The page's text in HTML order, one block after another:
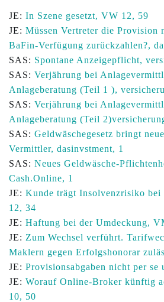
JE: In Szene gesetzt, VW 12, 59
JE: Müssen Vertreter die Provision
BaFin-Verfügung zurückzahlen?,
SAS: Spontane Anzeigepflicht,
SAS: Verjährung bei
Anlageberatung (Teil 1 ),
SAS: Verjährung bei
Anlageberatung (Teil
SAS: Geldwäschegesetz bringt
Vermittler, dasinvstment, 1
SAS: Neues Geldwäsche-
Cash.Online, 1
JE: Kunde trägt Insolvenzrisiko
12, 34
JE: Haftung bei der Umdeckung,
JE: Zum Wechsel verführt.
Maklern gegen Erfolgshonorar
JE: Provisionsabgaben nicht per se
JE: Worauf Online-Broker künftig
10, 50